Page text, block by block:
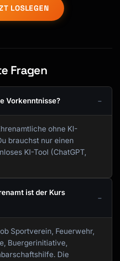
LOSLEGEN
Fragen
Vorkenntnisse?
ohne KI-
brauchst nur einen
KI-Tool (ChatGPT,
ist der Kurs
Sportverein, Feuerwehr,
Buergerinitiative,
Die